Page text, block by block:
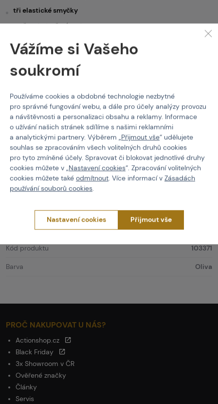
tři elastické smyčky
možnost otevření vesty
materiál:100% polyester (Oxford) polyvinylchlorid potažený
ramenní popruhy:100% termoplastické gumy
Popis produktu
Taktická vesta je určena pro měkkou balistiku a pro nošení
náhradních zásobníků. S nastavitelnými ramenními popruhy
pomocí suchého zipu. Pro další přichycení vaší vybavy můžete
využítMolle systém, který je umístěn po celém obvodu vesty.
Přednosti vesty jsou nízká váha, perfektní větrání a mobilita.
Na přední straně vesty jsou třielastická poutka, která slouží
k upevnění dalšího příslušenství.
Vlastnosti
Kód produktu 103371
Barva Oliva
PROČ NAKUPOVAT U NÁS?
Actionshop.cz
Black Friday
3x Showroom v ČR
Ověřené značky
Články
Servis
Vážíme si Vašeho
soukromí
Používáme cookies a obdobné technologie nezbytné
pro správné fungování webu, a dále pro účely analýzy provozu
a návštěvnosti a personalizaci obsahu a reklamy. Informace
o užívání našich stránek sdílíme s našimi reklamními
a analytickými partnery. Výběrem „Přijmout vše“ udělujete
souhlas se zpracováním všech volitelných druhů cookies
pro tyto zmíněné účely. Spravovat či blokovat jednotlivé druhy
cookies můžete v „Nastavení cookies“. Zpracování volitelných
cookies můžete také odmítnout. Více informací v Zásadách
používání souborů cookies.
Nastavení cookies Přijmout vše